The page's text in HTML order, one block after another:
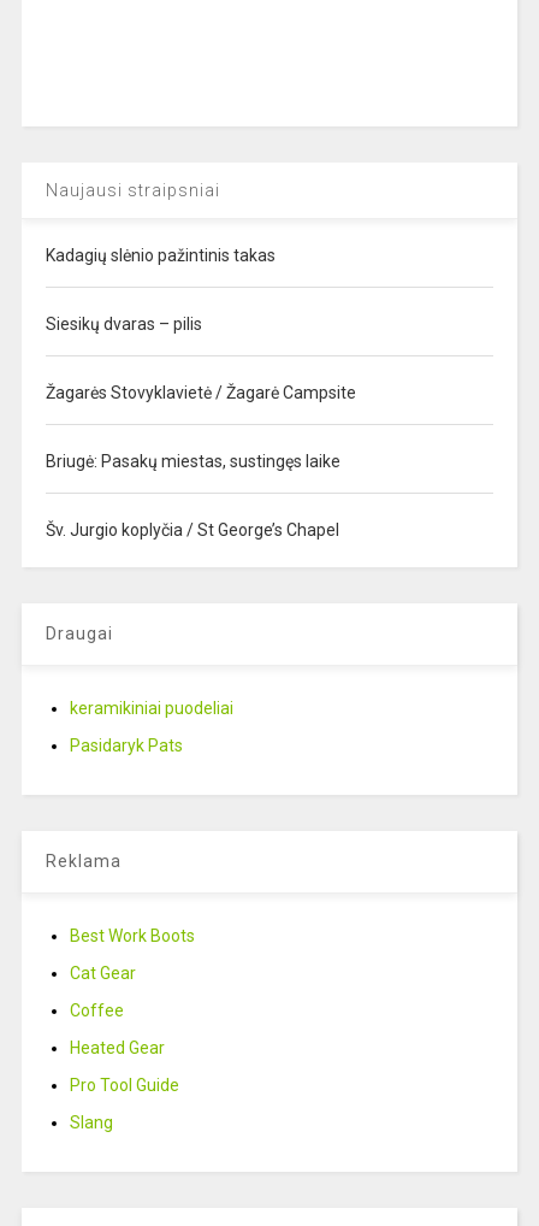
Naujausi straipsniai
Kadagių slėnio pažintinis takas
Siesikų dvaras – pilis
Žagarės Stovyklavietė / Žagarė Campsite
Briugė: Pasakų miestas, sustingęs laike
Šv. Jurgio koplyčia / St George’s Chapel
Draugai
keramikiniai puodeliai
Pasidaryk Pats
Reklama
Best Work Boots
Cat Gear
Coffee
Heated Gear
Pro Tool Guide
Slang